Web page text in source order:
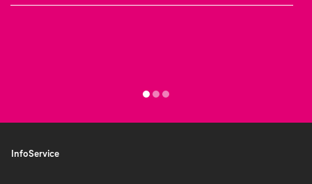
InfoService